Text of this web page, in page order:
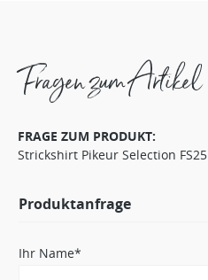
Fragen zum Artikel
FRAGE ZUM PRODUKT:
Strickshirt Pikeur Selection FS25
Produktanfrage
Ihr Name*